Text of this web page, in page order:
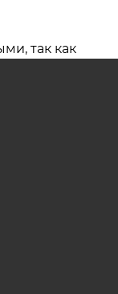
так как